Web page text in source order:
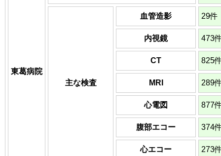
東葛病院
主な検査
血管造影 29件
内視鏡 473
CT 825
MRI 289
心電図 877
腹部エコー 374
心エコー 273